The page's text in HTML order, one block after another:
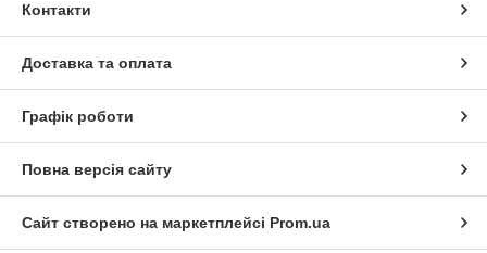
Контакти
Доставка та оплата
Графік роботи
Повна версія сайту
Сайт створено на маркетплейсі Prom.ua